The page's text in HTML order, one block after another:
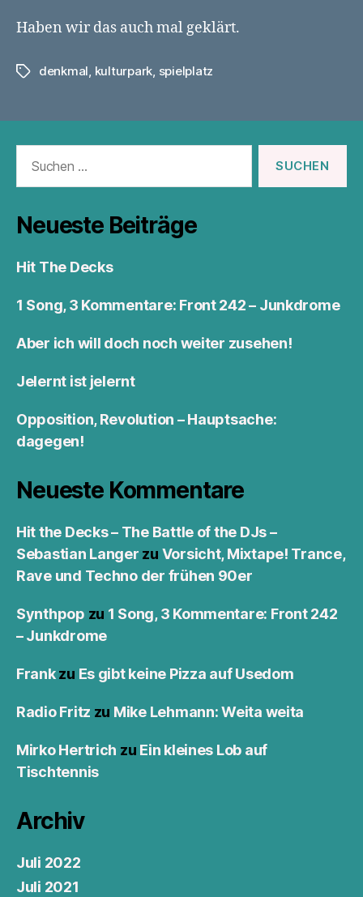
Haben wir das auch mal geklärt.
Schlagwörter
denkmal, kulturpark, spielplatz
nach:
Neueste Beiträge
Hit The Decks
1 Song, 3 Kommentare: Front 242 – Junkdrome
Aber ich will doch noch weiter zusehen!
Jelernt ist jelernt
Opposition, Revolution – Hauptsache:
dagegen!
Neueste Kommentare
Hit the Decks – The Battle of the DJs –
Sebastian Langer zu Vorsicht, Mixtape! Trance,
Rave und Techno der frühen 90er
Synthpop zu 1 Song, 3 Kommentare: Front 242
– Junkdrome
Frankzu Es gibt keine Pizza auf Usedom
Radio Fritz zu Mike Lehmann: Weita weita
Mirko Hertrich zu Ein kleines Lob auf
Tischtennis
Archiv
Juli 2022
Juli 2021